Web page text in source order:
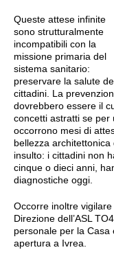
Queste attese infinite
sono strutturalmente
incompatibili con la
missione primaria del
sistema sanitario:
preservare la salute
cittadini. La
dovrebbero essere il
concetti astratti se per
occorrono mesi di
bellezza
insulto: i cittadini non
cinque o dieci anni,
diagnostiche oggi.
Occorre inoltre
Direzione dell’ASL
personale per la Casa
apertura a Ivrea.